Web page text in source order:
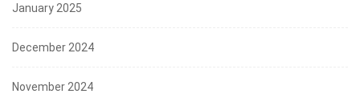
January 2025
December 2024
November 2024